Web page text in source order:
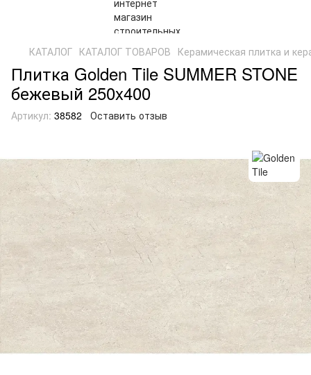
КАТАЛОГ КАТАЛОГ ТОВАРОВ Керамическая плитка и
Плитка Golden Tile SUMMER STONE
бежевый 250x400
Артикул: 38582 Оставить отзыв